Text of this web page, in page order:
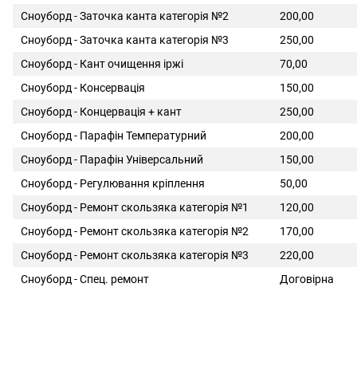
Сноуборд - Заточка канта категорія №2
200,00
Сноуборд - Заточка канта категорія №3
250,00
Сноуборд - Кант очищення іржі
70,00
Сноуборд - Консервація
150,00
Сноуборд - Концервація + кант
250,00
Сноуборд - Парафін Температурний
200,00
Сноуборд - Парафін Універсальний
150,00
Сноуборд - Регулювання кріплення
50,00
Сноуборд - Ремонт скользяка категорія №1
120,00
Сноуборд - Ремонт скользяка категорія №2
170,00
Сноуборд - Ремонт скользяка категорія №3
220,00
Сноуборд - Спец. ремонт
Договірна